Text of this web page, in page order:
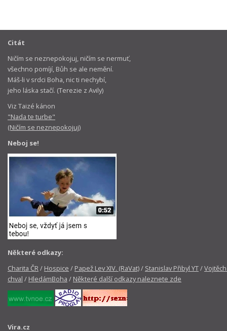
Citát
Ničím se neznepokojuj, ničím se nermuť,
všechno pomíjí, Bůh se ale nemění.
Máš-li v srdci Boha, nic ti nechybí,
jeho láska stačí. (Terezie z Avily)
Viz Taizé kánon
"Nada te turbe"
(Ničím se neznepokojuj)
Neboj se!
Některé odkazy:
Charita ČR/ Hospice / Papež Lev XIV. (RaVat)/ Stanislav Přibyl YT/
chval / HledámBoha / Některé další odkazy naleznete zde
Vira.cz